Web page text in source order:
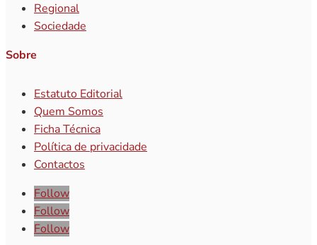
Regional
Sociedade
Sobre
Estatuto Editorial
Quem Somos
Ficha Técnica
Política de privacidade
Contactos
Follow
Follow
Follow